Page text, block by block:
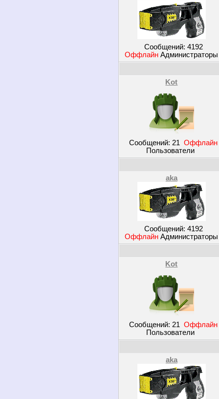
Сообщений: 4192
Оффлайн Администраторы
Kot
Сообщений: 21 Оффлайн
Пользователи
aka
Сообщений: 4192
Оффлайн Администраторы
Kot
Сообщений: 21 Оффлайн
Пользователи
aka